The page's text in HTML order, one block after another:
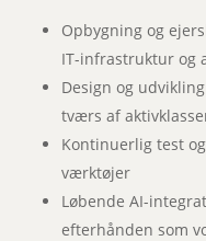
Opbygning og
IT-infrastruktur og
Design og
tværs af
Kontinuerlig test
værktøjer
Løbende AI-
efterhånden som